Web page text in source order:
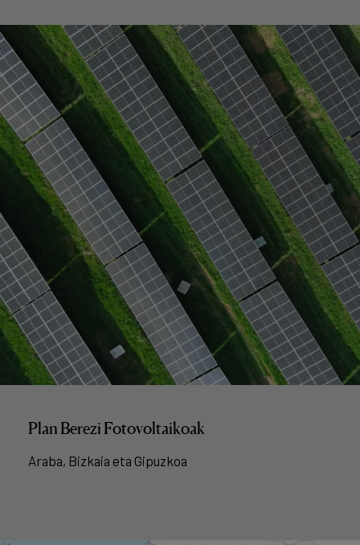
Plan Berezi Fotovoltaikoak
Araba, Bizkaia eta Gipuzkoa